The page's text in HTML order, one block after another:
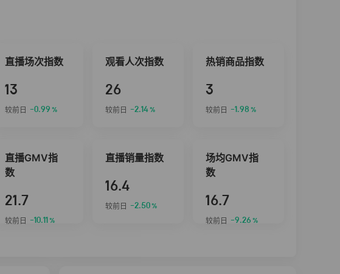
直播场次指数
13
较前日 -0.99 %
观看人次指数
26
较前日 -2.14%
热销商品指数
3
较前日 -1.98 %
直播GMV指
数
21.7
较前日 -10.11 %
直播销量指数
16.4
较前日 -2.50%
场均GMV指
数
16.7
较前日 -9.26 %